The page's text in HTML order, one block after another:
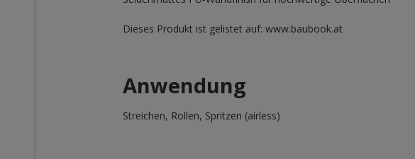
Dieses Produkt ist gelistet auf: www.baubook.at
Anwendung
Streichen, Rollen, Spritzen (airless)